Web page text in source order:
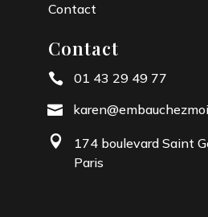
Contact
Contact
 01 43 29 49 77


174 boulevard Saint
Paris